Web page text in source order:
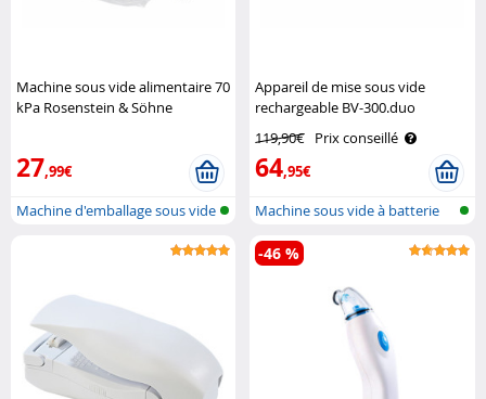
Machine sous vide alimentaire 70
kPa Rosenstein & Söhne
27,99€
Machine d'emballage sous vide
Appareil de mise sous vide
rechargeable BV-300.duo
119,90€ Prix conseillé
64,95€
Machine sous vide à batterie
2en1 p..
-46 %